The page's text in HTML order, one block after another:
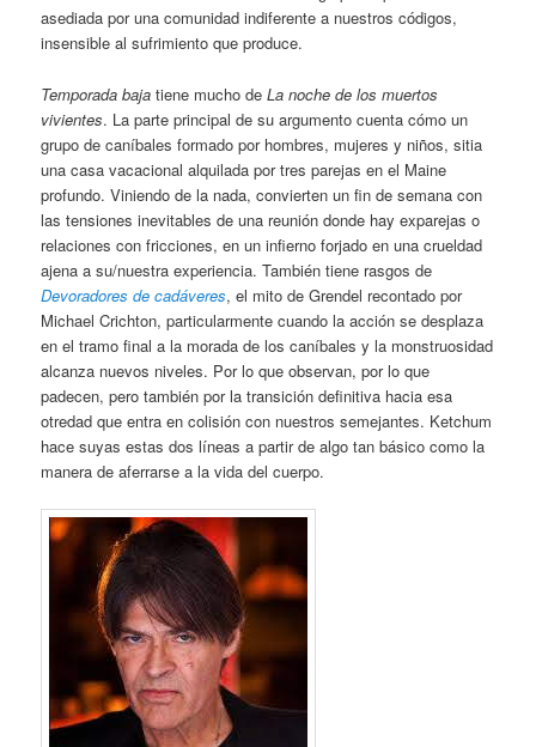
asediada por una comunidad indiferente a nuestros códigos,
insensible al sufrimiento que produce.
Temporada baja tiene mucho deLa noche de los muertos
vivientes. La parte principal de su argumento cuenta cómo un
grupo de caníbales formado por hombres, mujeres y niños, sitia
una casa vacacional alquilada por tres parejas en el Maine
profundo. Viniendo de la nada, convierten un fin de semana con
las tensiones inevitables de una reunión donde hay exparejas o
relaciones con fricciones, en un infierno forjado en una crueldad
ajena a su/nuestra experiencia. También tiene rasgos de
Devoradores de cadáveres, el mito de Grendel recontado por
Michael Crichton, particularmente cuando la acción se desplaza
en el tramo final a la morada de los caníbales y la monstruosidad
alcanza nuevos niveles. Por lo que observan, por lo que
padecen, pero también por la transición definitiva hacia esa
otredad que entra en colisión con nuestros semejantes. Ketchum
hace suyas estas dos líneas a partir de algo tan básico como la
manera de aferrarse a la vida del cuerpo.